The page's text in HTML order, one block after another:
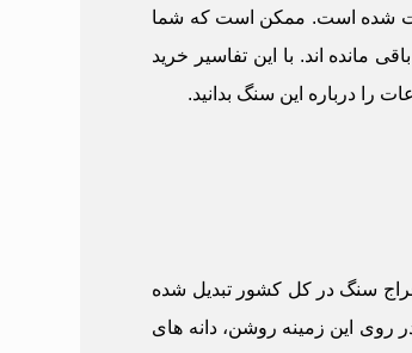
ثابت شده است. ممکن است که شما
مانده اند. با این تفاسیر خرید
را درباره این سنگ بدانید.
سنگ در کل کشور تبدیل شده
روی این زمینه روشن، دانه های